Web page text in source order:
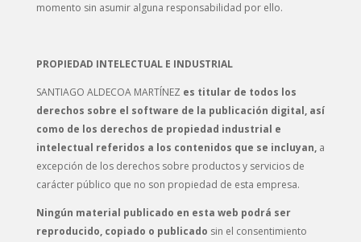
momento sin asumir alguna responsabilidad por ello.
PROPIEDAD INTELECTUAL E INDUSTRIAL
SANTIAGO ALDECOA MARTÍNEZ es titular de todos los
derechos sobre el software de la publicación digital, así
como de los derechos de propiedad industrial e
intelectual referidos a los contenidos que se incluyan,a
excepción de los derechos sobre productos y servicios de
carácter público que no son propiedad de esta empresa.
Ningún material publicado en esta web podrá ser
reproducido, copiado o publicado sin el consentimiento